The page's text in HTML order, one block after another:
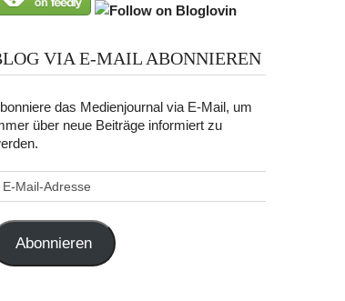
VIA E-MAIL ABONNIEREN
das Medienjournal via E-Mail, um
über neue Beiträge informiert zu
Abonnieren